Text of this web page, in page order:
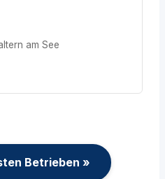
am See
Betrieben »